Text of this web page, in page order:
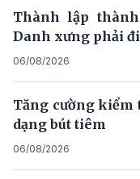
Thành lập
Danh xưng phải
06/08/2026
Tăng cường kiểm
dạng bút tiêm
06/08/2026